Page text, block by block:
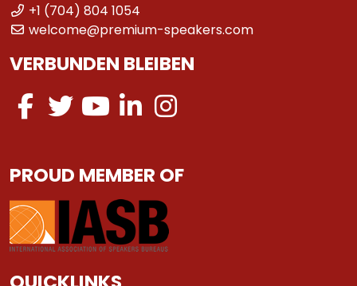
+1 (704) 804 1054
welcome@premium-speakers.com
VERBUNDEN BLEIBEN
PROUD MEMBER OF